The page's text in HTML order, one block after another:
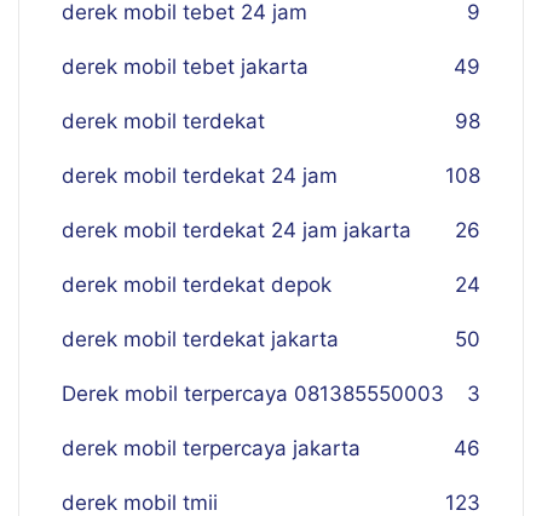
derek mobil tebet 24 jam 9
derek mobil tebet jakarta 49
derek mobil terdekat 98
derek mobil terdekat 24 jam 108
derek mobil terdekat 24 jam jakarta 26
derek mobil terdekat depok 24
derek mobil terdekat jakarta 50
Derek mobil terpercaya 081385550003 3
derek mobil terpercaya jakarta 46
derek mobil tmii 123